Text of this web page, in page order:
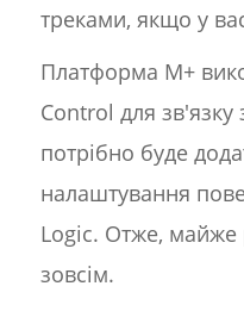
треками, якщо у
Платформа M+
Control для
потрібно буде
налаштування
Logic. Отже, майже
зовсім.